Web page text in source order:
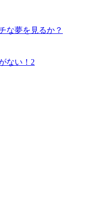
な夢を見るか？
ない！2